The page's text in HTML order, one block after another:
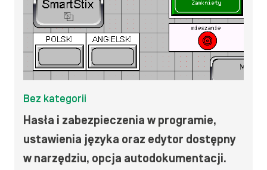
Bez kategorii
Hasła i zabezpieczenia w programie,
ustawienia języka oraz edytor dostępny
w narzędziu, opcja autodokumentacji.